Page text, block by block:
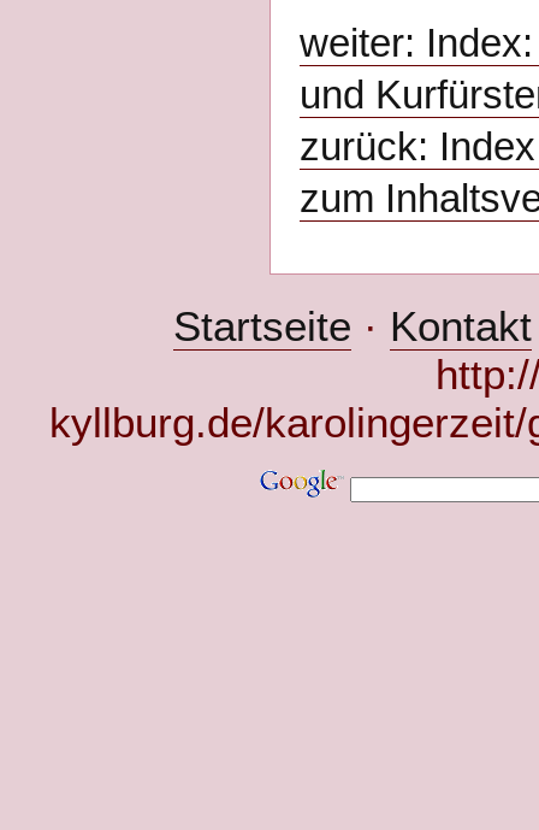
weiter:
und
zurück:
zum
Startseite · Kontakt
kyllburg.de/